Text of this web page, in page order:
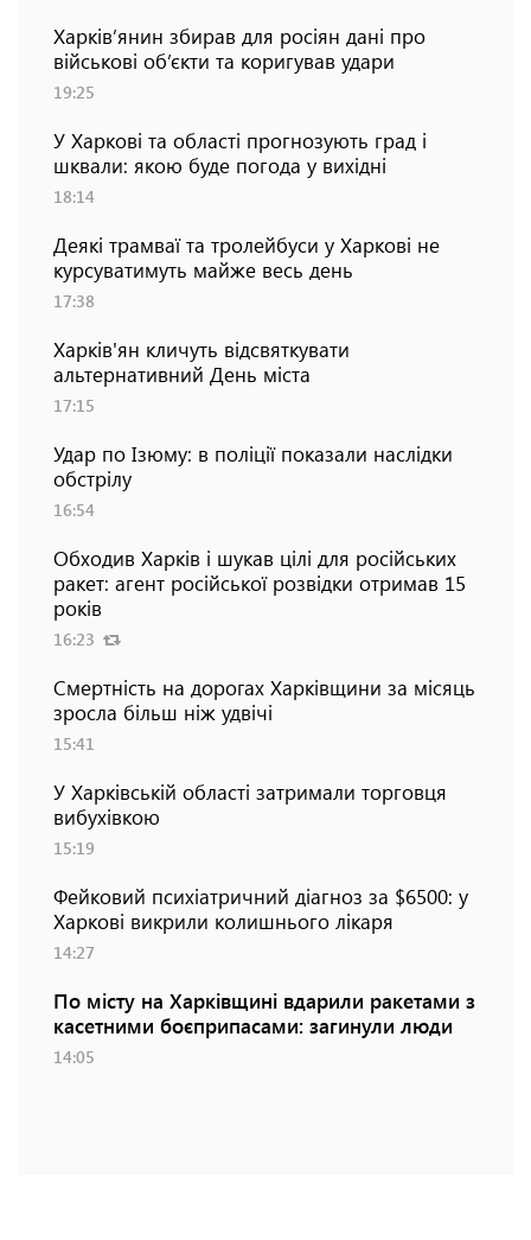
Харків’янин збирав для росіян дані про
військові об’єкти та коригував удари
19:25
У Харкові та області прогнозують град і
шквали: якою буде погода у вихідні
18:14
Деякі трамваї та тролейбуси у Харкові не
курсуватимуть майже весь день
17:38
Харків'ян кличуть відсвяткувати
альтернативний День міста
17:15
Удар по Ізюму: в поліції показали наслідки
обстрілу
16:54
Обходив Харків і шукав цілі для російських
ракет: агент російської розвідки отримав 15
років
16:23
Смертність на дорогах Харківщини за місяць
зросла більш ніж удвічі
15:41
У Харківській області затримали торговця
вибухівкою
15:19
Фейковий психіатричний діагноз за $6500: у
Харкові викрили колишнього лікаря
14:27
По місту на Харківщині вдарили ракетами з
касетними боєприпасами: загинули люди
14:05